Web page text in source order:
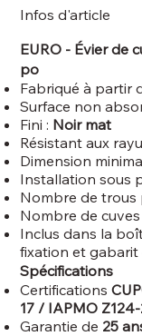
Infos d'article
EURO - Évier de
po
Fabriqué à partir
Surface non
Fini : Noir mat
Résistant aux
Dimension
Installation sous
Nombre de
Nombre de cuves
Inclus dans la
fixation et gabarit
Spécifications
Certifications
17 / IAPMO
Garantie de 25